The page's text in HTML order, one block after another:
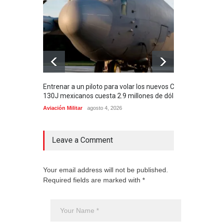
Entrenar a un piloto para volar los nuevos C-
130J mexicanos cuesta 2.9 millones de dólares
Aviación Militar agosto 4, 2026
Leave a Comment
Your email address will not be published.
Required fields are marked with *